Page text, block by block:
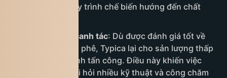
hợp cho các quy trình chế biến hướng đến chất
Chất lượng và canh tác: Dù được đánh giá tốt về
chất lượng ly cà phê, Typica lại cho sản lượng thấp
và dễ bị sâu bệnh tấn công. Điều này khiến việc
trồng Typica đòi hỏi nhiều kỹ thuật và công chăm